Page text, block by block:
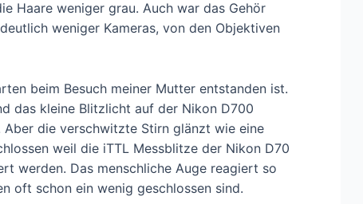
Haare weniger grau. Auch war das Gehör
weniger Kameras, von den Objektiven
beim Besuch meiner Mutter entstanden ist.
das kleine Blitzlicht auf der Nikon D700
die verschwitzte Stirn glänzt wie eine
weil die iTTL Messblitze der Nikon D70
werden. Das menschliche Auge reagiert so
oft schon ein wenig geschlossen sind.